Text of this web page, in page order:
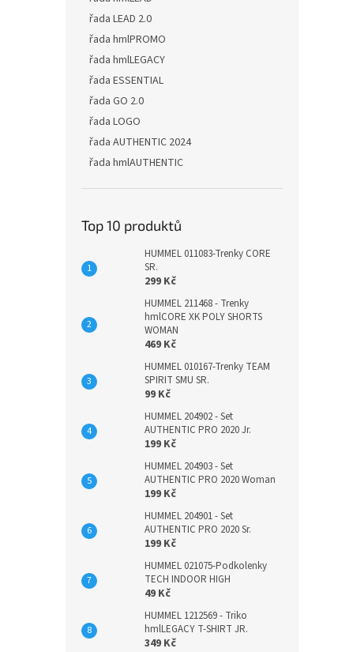
řada LEAD 2.0
řada hmlPROMO
řada hmlLEGACY
řada ESSENTIAL
řada GO 2.0
řada LOGO
řada AUTHENTIC 2024
řada hmlAUTHENTIC
Top 10 produktů
HUMMEL 011083-Trenky CORE
SR.
299 Kč
HUMMEL 211468 - Trenky
hmlCORE XK POLY SHORTS
WOMAN
469 Kč
HUMMEL 010167-Trenky TEAM
SPIRIT SMU SR.
99 Kč
HUMMEL 204902 - Set
AUTHENTIC PRO 2020 Jr.
199 Kč
HUMMEL 204903 - Set
AUTHENTIC PRO 2020 Woman
199 Kč
HUMMEL 204901 - Set
AUTHENTIC PRO 2020 Sr.
199 Kč
HUMMEL 021075-Podkolenky
TECH INDOOR HIGH
49 Kč
HUMMEL 1212569 - Triko
hmlLEGACY T-SHIRT JR.
349 Kč